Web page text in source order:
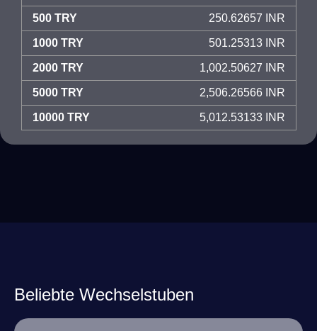
500 TRY 250.62657 INR
1000 TRY 501.25313 INR
2000 TRY 1,002.50627 INR
5000 TRY 2,506.26566 INR
10000 TRY 5,012.53133 INR
Beliebte Wechselstuben